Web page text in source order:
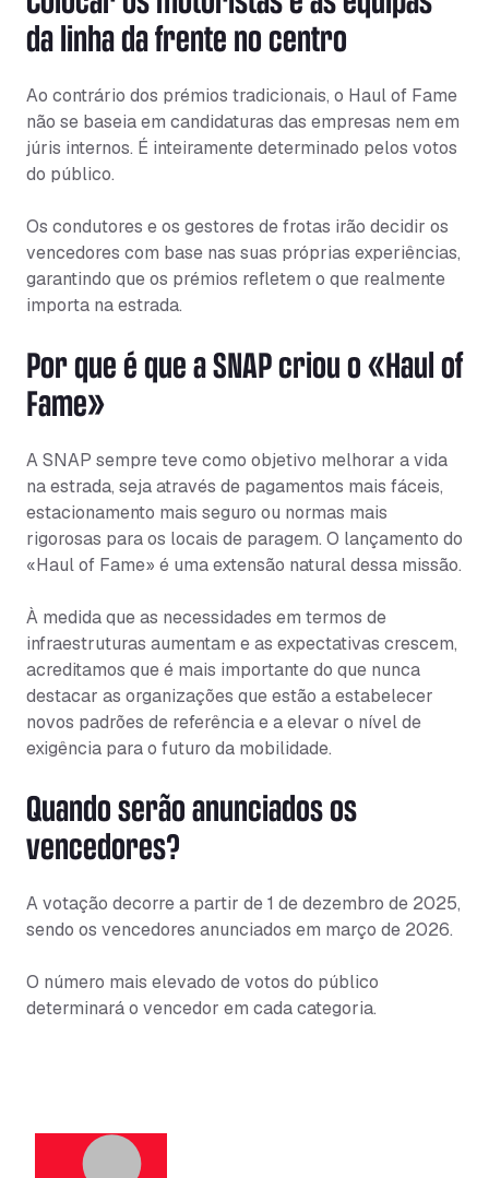
da linha da frente no centro
Ao contrário dos prémios tradicionais, o Haul of Fame
não se baseia em candidaturas das empresas nem em
júris internos. É inteiramente determinado pelos votos
do público.
Os condutores e os gestores de frotas irão decidir os
vencedores com base nas suas próprias experiências,
garantindo que os prémios refletem o que realmente
importa na estrada.
Por que é que a SNAP criou o «Haul of
Fame»
A SNAP sempre teve como objetivo melhorar a vida
na estrada, seja através de pagamentos mais fáceis,
estacionamento mais seguro ou normas mais
rigorosas para os locais de paragem. O lançamento do
«Haul of Fame» é uma extensão natural dessa missão.
À medida que as necessidades em termos de
infraestruturas aumentam e as expectativas crescem,
acreditamos que é mais importante do que nunca
destacar as organizações que estão a estabelecer
novos padrões de referência e a elevar o nível de
exigência para o futuro da mobilidade.
Quando serão anunciados os
vencedores?
A votação decorre a partir de 1 de dezembro de 2025,
sendo os vencedores anunciados em março de 2026.
O número mais elevado de votos do público
determinará o vencedor em cada categoria.